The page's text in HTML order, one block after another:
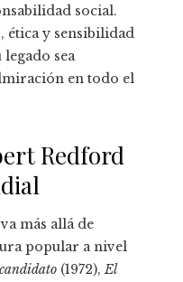
social.
ética y sensibilidad
sea
en todo el
Redford
más allá de
popular a nivel
(1972),El